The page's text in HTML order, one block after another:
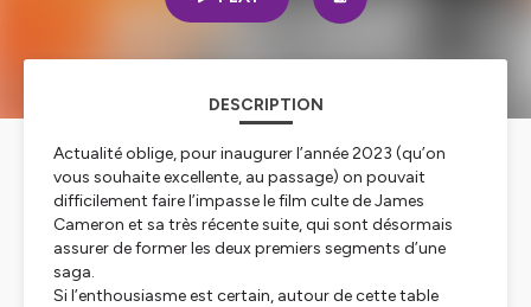
DESCRIPTION
Actualité oblige, pour inaugurer l’année 2023 (qu’on
vous souhaite excellente, au passage) on pouvait
difficilement faire l’impasse le film culte de James
Cameron et sa très récente suite, qui sont désormais
assurer de former les deux premiers segments d’une
saga.
Si l’enthousiasme est certain, autour de cette table